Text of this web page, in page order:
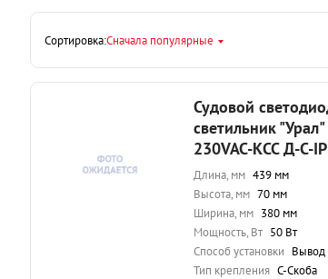
Сортировка:Сначала популярные
Судовой
светильник
230VAC-КСС Д-С-
Длина, мм 439 мм
Высота, мм 70 мм
Ширина, мм 380 мм
Мощность, Вт 50 Вт
Способ установки Вывод
Тип крепления С-Скоба